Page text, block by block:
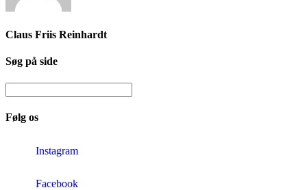
Claus Friis Reinhardt
Søg på side
Følg os
Instagram
Facebook